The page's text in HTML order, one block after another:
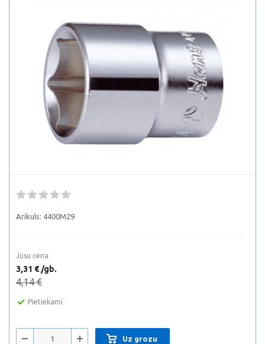
Arikuls: 4400M29
Jūsu cena
3,31 € /gb.
4,14 €
Pietiekami
Uz grozu